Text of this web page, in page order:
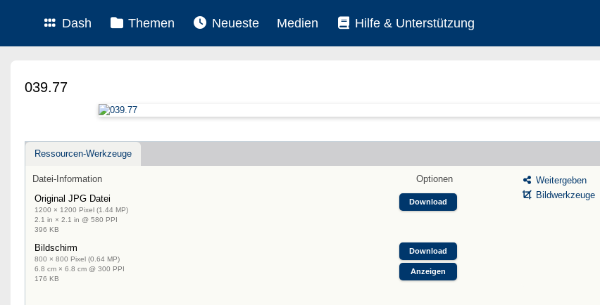
Dash Themen Neueste Medien Hilfe & Unterstützung
039.77
Ressourcen-Werkzeuge
Datei-Information
Optionen
Original JPG Datei
1200 × 1200 Pixel (1.44 MP)
2.1 in × 2.1 in @ 580 PPI
396 KB
Download
Bildschirm
800 × 800 Pixel (0.64 MP)
6.8 cm × 6.8 cm @ 300 PPI
176 KB
Download
Anzeigen
Weitergeben
Bildwerkzeuge